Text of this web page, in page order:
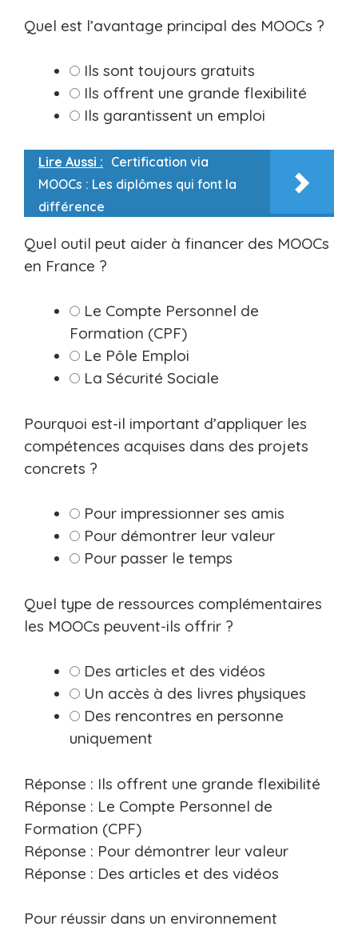
Quel est l’avantage principal des MOOCs ?
Ils sont toujours gratuits
Ils offrent une grande flexibilité
Ils garantissent un emploi
Lire Aussi : Certification via
MOOCs : Les diplômes qui font la
différence
Quel outil peut aider à financer des MOOCs
en France ?
Le Compte Personnel de
Formation (CPF)
Le Pôle Emploi
La Sécurité Sociale
Pourquoi est-il important d’appliquer les
compétences acquises dans des projets
concrets ?
Pour impressionner ses amis
Pour démontrer leur valeur
Pour passer le temps
Quel type de ressources complémentaires
les MOOCs peuvent-ils offrir ?
Des articles et des vidéos
Un accès à des livres physiques
Des rencontres en personne
uniquement
Réponse : Ils offrent une grande flexibilité
Réponse : Le Compte Personnel de
Formation (CPF)
Réponse : Pour démontrer leur valeur
Réponse : Des articles et des vidéos
Pour réussir dans un environnement